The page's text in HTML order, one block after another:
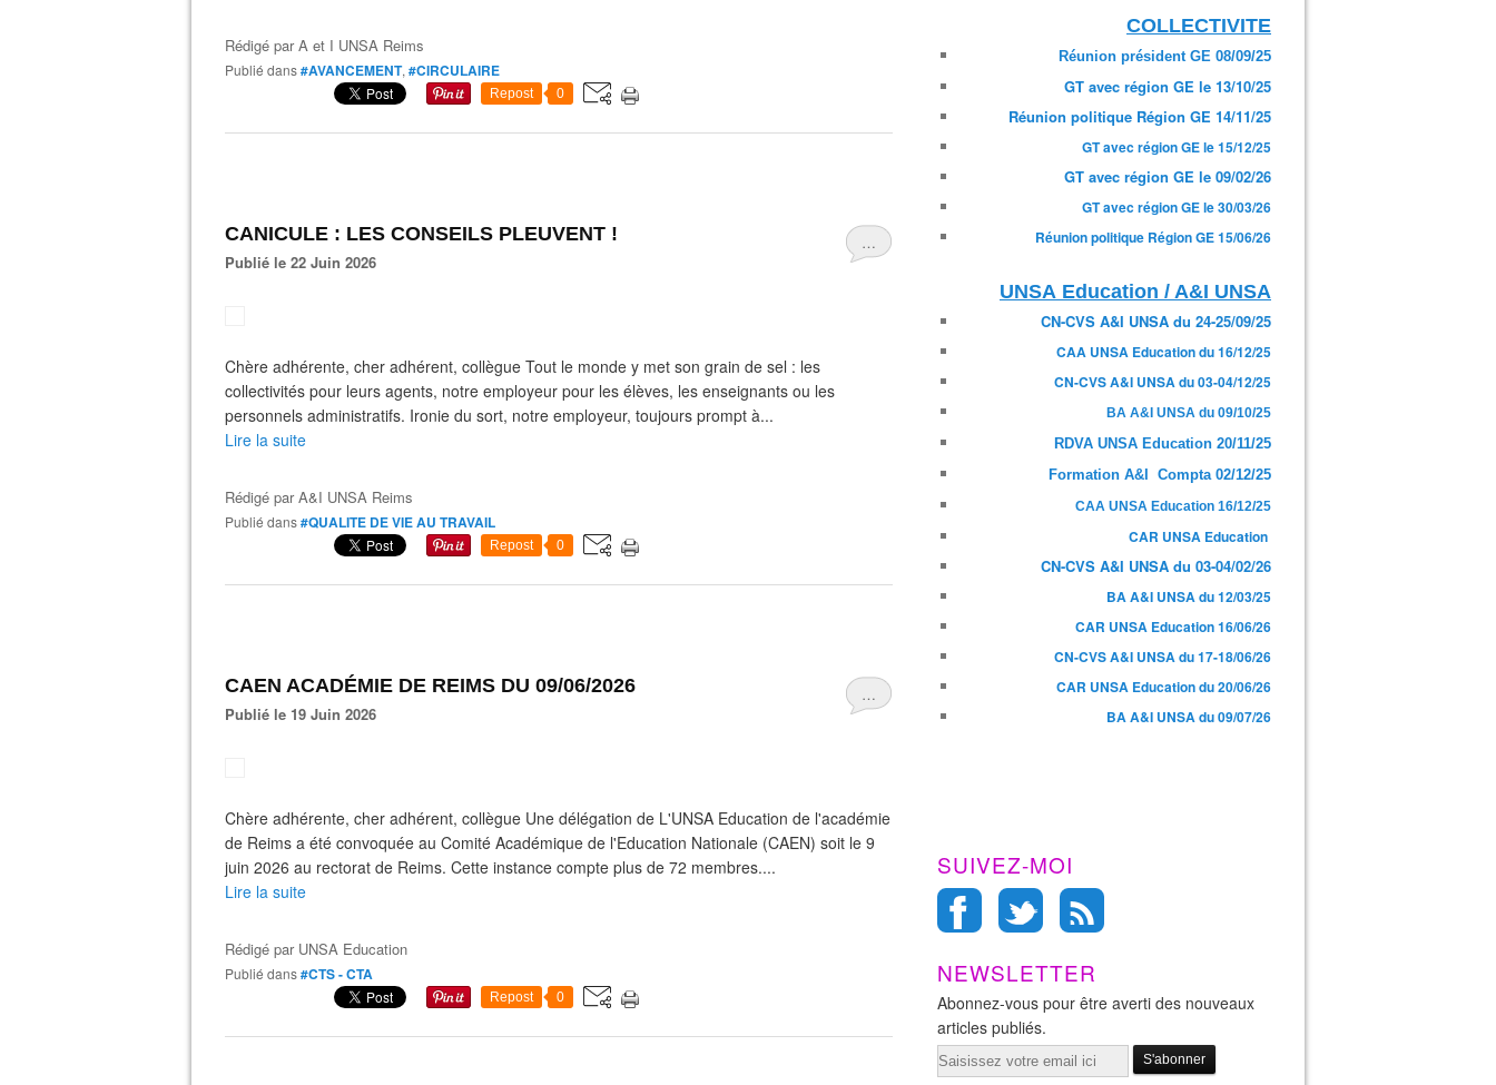
Rédigé parA et I UNSA Reims
Publié dans#AVANCEMENT, #CIRCULAIRE
Repost 0
…
CANICULE : LES CONSEILS PLEUVENT !
Publié le 22 Juin 2026
Chère adhérente, cher adhérent, collègue Tout le monde y met son grain de sel : les
collectivités pour leurs agents, notre employeur pour les élèves, les enseignants ou les
personnels administratifs. Ironie du sort, notre employeur, toujours prompt à...
Lire la suite
Rédigé parA&I UNSA Reims
Publié dans#QUALITE DE VIE AU TRAVAIL
Repost 0
…
CAEN ACADÉMIE DE REIMS DU 09/06/2026
Publié le 19 Juin 2026
Chère adhérente, cher adhérent, collègue Une délégation de L'UNSA Education de l'académie
de Reims a été convoquée au Comité Académique de l'Education Nationale (CAEN) soit le 9
juin 2026 au rectorat de Reims. Cette instance compte plus de 72 membres....
Lire la suite
Rédigé par UNSA Education
Publié dans#CTS - CTA
Repost 0
COLLECTIVITE
Réunion président GE 08/09/25
GT avec région GE le 13/10/25
Réunion politique Région GE 14/11/25
GT avec région GE le 15/12/25
GT avec région GE le 09/02/26
GT avec région GE le 30/03/26
Réunion politique Région GE 15/06/26
UNSA Education / A&I UNSA
CN-CVS A&I UNSA du 24-25/09/25
CAA UNSA Education du 16/12/25
CN-CVS A&I UNSA du 03-04/12/25
BA A&I UNSA du 09/10/25
RDVA UNSA Education 20/11/25
Formation A&I Compta 02/12/25
CAA UNSA Education 16/12/25
CAR UNSA Education
CN-CVS A&I UNSA du 03-04/02/26
BA A&I UNSA du 12/03/25
CAR UNSA Education 16/06/26
CN-CVS A&I UNSA du 17-18/06/26
CAR UNSA Education du 20/06/26
BA A&I UNSA du 09/07/26
SUIVEZ-MOI
NEWSLETTER
Abonnez-vous pour être averti des nouveaux
articles publiés.
Email